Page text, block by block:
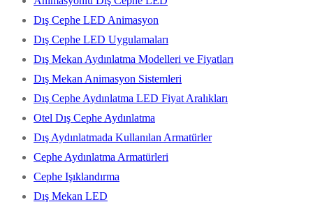
Dış Cephe LED Animasyon
Dış Cephe LED Uygulamaları
Dış Mekan Aydınlatma Modelleri ve Fiyatları
Dış Mekan Animasyon Sistemleri
Dış Cephe Aydınlatma LED Fiyat Aralıkları
Otel Dış Cephe Aydınlatma
Dış Aydınlatmada Kullanılan Armatürler
Cephe Aydınlatma Armatürleri
Cephe Işıklandırma
Dış Mekan LED